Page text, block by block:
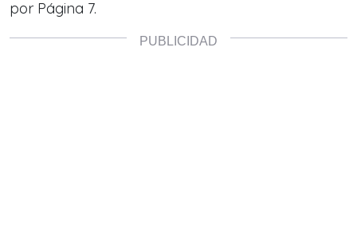
por Página 7.